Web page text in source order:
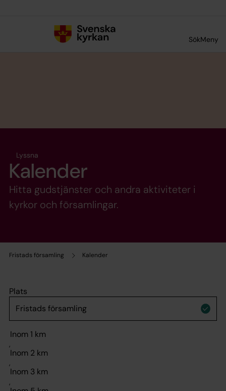
SökMeny
Fristads församling Kalender
Lyssna
Kalender
Hitta gudstjänster och andra aktiviteter i
kyrkor och församlingar.
Plats
,
,
,